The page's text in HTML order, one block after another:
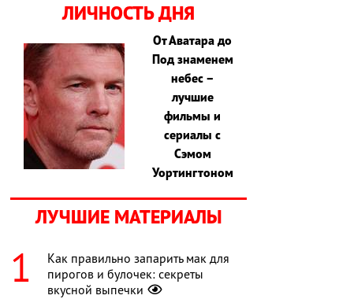
ЛИЧНОСТЬ ДНЯ
От Аватара до
Под знаменем
небес –
лучшие
фильмы и
сериалы с
Сэмом
Уортингтоном
ЛУЧШИЕ МАТЕРИАЛЫ
Как правильно запарить мак для
пирогов и булочек: секреты
вкусной выпечки